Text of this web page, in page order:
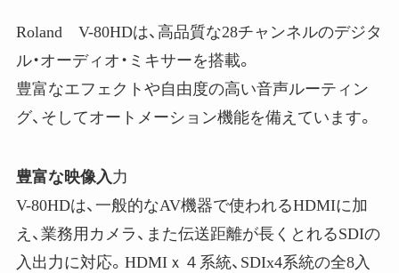
Roland V-80HDは、高品質な28チャンネルのデジタ
ル・オーディオ・ミキサーを搭載。
豊富なエフェクトや自由度の高い音声ルーティン
グ、そしてオートメーション機能を備えています。
豊富な映像入力
V-80HDは、一般的なAV機器で使われるHDMIに加
え、業務用カメラ、また伝送距離が長くとれるSDIの
入出力に対応。HDMIｘ４系統、SDIx4系統の全8入